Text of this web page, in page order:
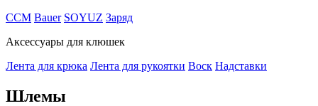
CCM Bauer SOYUZ Заряд
Аксессуары для клюшек
Лента для крюка Лента для рукоятки Воск Надставки
Шлемы